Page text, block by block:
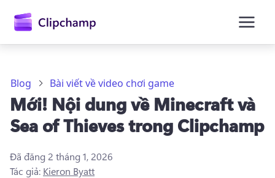
dung
chính
Blog Bài viết về video chơi game
Mới! Nội dung về Minecraft và
Sea of ​​Thieves trong Clipchamp
Đã đăng 2 tháng 1, 2026
Tác giả: Kieron Byatt